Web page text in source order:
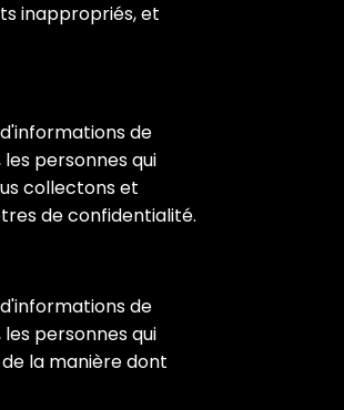
inappropriés, et
de
personnes qui
collectons et
de confidentialité.
de
personnes qui
la manière dont